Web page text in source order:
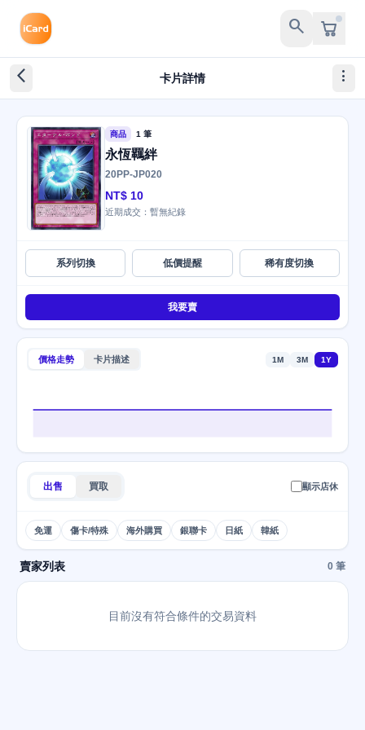
search
arrow_back_ios_new 卡片詳情 more_vert
商品 1 筆
永恆羈絆
20PP-JP020
NT$ 10
近期成交：暫無紀錄
系列切換 低價提醒 稀有度切換
我要賣
價格走勢 卡片描述 1M 3M 1Y
出售 買取 顯示店休
免運 傷卡/特殊 海外購買 銀聯卡 日紙 韓紙
賣家列表 0 筆
目前沒有符合條件的交易資料